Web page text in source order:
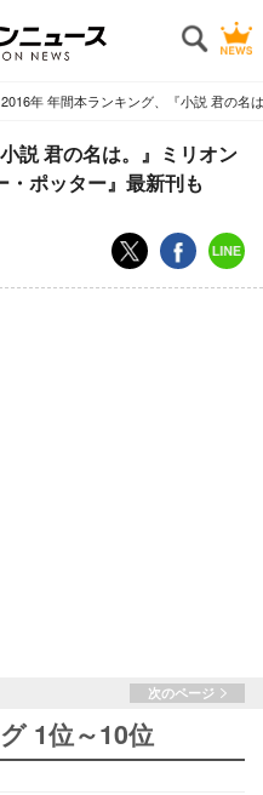
2016年 年間本ランキング、『小説 君の名
説 君の名は。』ミリオン
ポッター』最新刊も
次のページ
1位～10位